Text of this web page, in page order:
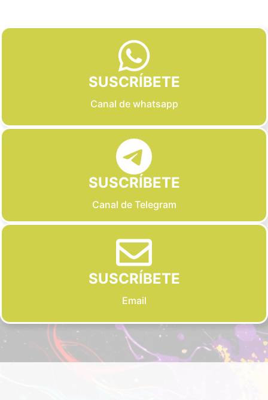
SUSCRÍBETE
Canal de whatsapp
SUSCRÍBETE
Canal de Telegram
SUSCRÍBETE
Email